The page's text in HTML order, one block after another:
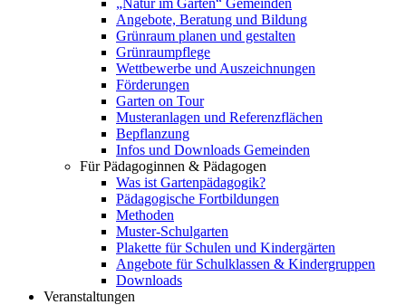
„Natur im Garten“ Gemeinden
Angebote, Beratung und Bildung
Grünraum planen und gestalten
Grünraumpflege
Wettbewerbe und Auszeichnungen
Förderungen
Garten on Tour
Musteranlagen und Referenzflächen
Bepflanzung
Infos und Downloads Gemeinden
Für Pädagoginnen & Pädagogen
Was ist Gartenpädagogik?
Pädagogische Fortbildungen
Methoden
Muster-Schulgarten
Plakette für Schulen und Kindergärten
Angebote für Schulklassen & Kindergruppen
Downloads
Veranstaltungen